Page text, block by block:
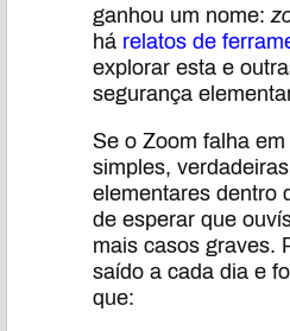
ganhou um nome:
há relatos de
explorar esta e
segurança
Se o Zoom falha
simples,
elementares dentro
de esperar que
mais casos graves.
saído a cada dia e
que: